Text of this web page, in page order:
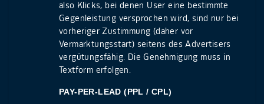
also Klicks, bei denen User eine bestimmte
Gegenleistung versprochen wird, sind nur bei
vorheriger Zustimmung (daher vor
Vermarktungsstart) seitens des Advertisers
vergütungsfähig. Die Genehmigung muss in
Textform erfolgen.
PAY-PER-LEAD (PPL / CPL)